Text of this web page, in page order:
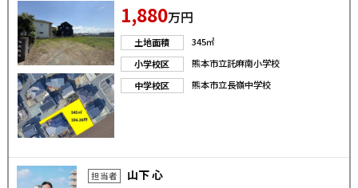
1,880万円
土地面積
345㎡
小学校区
熊本市立託麻南小学校
中学校区
熊本市立長嶺中学校
担当者 山下 心